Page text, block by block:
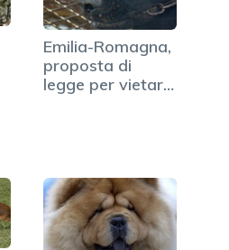
Emilia-Romagna,
proposta di
legge per vietare